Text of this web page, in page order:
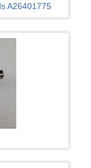
A26401775